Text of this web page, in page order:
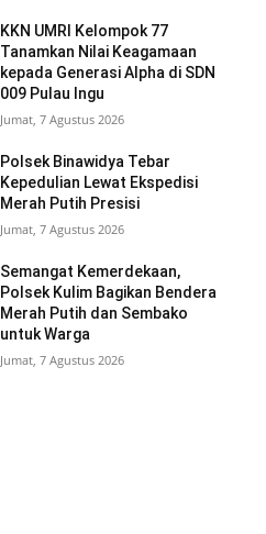
KKN UMRI Kelompok 77
Tanamkan Nilai Keagamaan
kepada Generasi Alpha di SDN
009 Pulau Ingu
Jumat, 7 Agustus 2026
Polsek Binawidya Tebar
Kepedulian Lewat Ekspedisi
Merah Putih Presisi
Jumat, 7 Agustus 2026
Semangat Kemerdekaan,
Polsek Kulim Bagikan Bendera
Merah Putih dan Sembako
untuk Warga
Jumat, 7 Agustus 2026